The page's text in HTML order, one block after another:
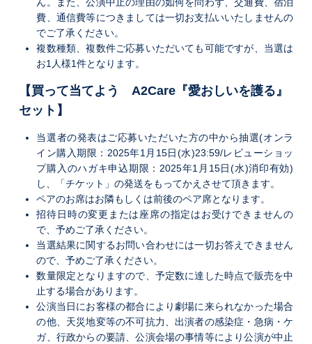
費、通信費等につきましては一切お支払いいたしませんの
でご了承ください。
複数種類、複数件ご応募いただいても可能ですが、当選は
お1人様1件となります。
【買って当てよう A2Care『愛おしいを護る』
セット】
当選者の発表はご応募いただいた方の中から抽選(オンラ
イン購入期限：2025年1月15日(水)23:59/レビューショッ
プ購入のハガキ申込期限：2025年1月15日(水)消印有効)
し、「チケット」の発送をもってかえさせて頂きます。
ペアのお席はお隣もしくは前後のペア席となります。
招待日時の変更または座席の指定はお受けできませんの
で、予めご了承ください。
当選結果に関するお問い合わせには一切お答えできません
ので、予めご了承ください。
数量限定となりますので、予定数に達した時点で販売を中
止する場合があります。
公演当日にお客様の都合により劇場に来られなかった場合
の他、天災地変等の不可抗力、出演者の感染症・急病・ケ
ガ、行政からの要請、公演会場の事情等により公演が中止